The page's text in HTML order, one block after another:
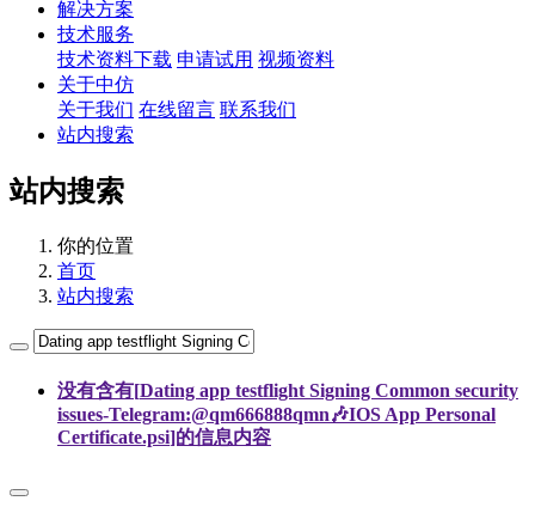
解决方案
技术服务
技术资料下载 申请试用 视频资料
关于中仿
关于我们 在线留言 联系我们
站内搜索
站内搜索
你的位置
首页
站内搜索
没有含有[Dating app testflight Signing Common security
issues-Telegram:@qm666888qmn🎶IOS App Personal
Certificate.psi]的信息内容